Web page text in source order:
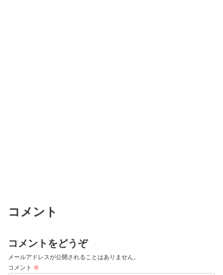
コメント
コメントをどうぞ
メールアドレスが公開されることはありません。
コメント ※